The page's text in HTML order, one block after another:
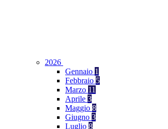
2026
Gennaio 1
Febbraio 5
Marzo 11
Aprile 3
Maggio 8
Giugno 3
Luglio 8